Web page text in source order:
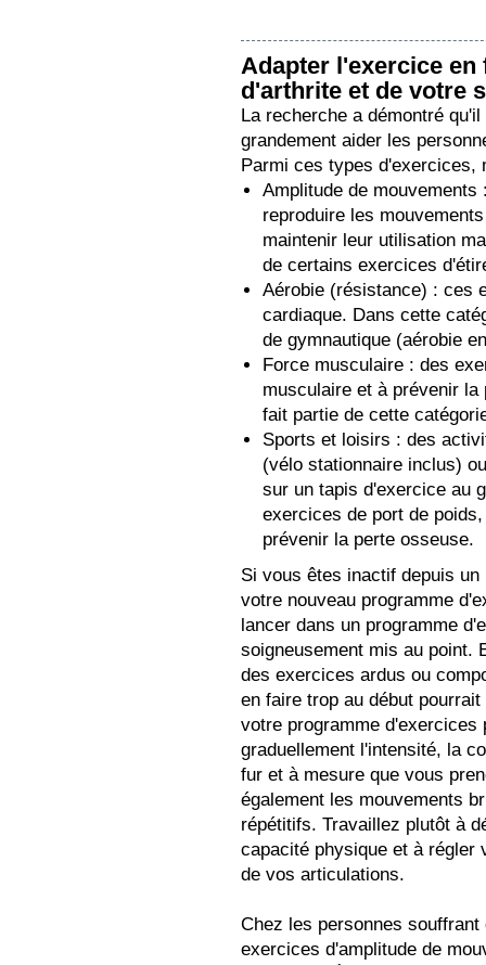
Adapter l'exercice
d'arthrite et de votre
La recherche a démontré
grandement aider les
Parmi ces types d'exercices,
Amplitude de
reproduire les
maintenir leur utilisation
de certains exercices
Aérobie (résistance) : ces
cardiaque. Dans cette
de gymnautique (aérobie
Force musculaire : des
musculaire et à prévenir
fait partie de cette
Sports et loisirs : des
(vélo stationnaire inclus)
sur un tapis d'exercice au
exercices de port de
prévenir la perte osseuse.
Si vous êtes inactif depuis
votre nouveau programme
lancer dans un programme
soigneusement mis au point.
des exercices ardus ou
en faire trop au début
votre programme d'exercices
graduellement l'intensité, la
fur et à mesure que vous
également les mouvements
répétitifs. Travaillez plutôt à
capacité physique et à régler
de vos articulations.
Chez les personnes
exercices d'amplitude de